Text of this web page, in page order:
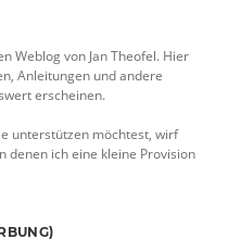
Weblog von Jan Theofel. Hier
Anleitungen und andere
erscheinen.
unterstützen möchtest, wirf
denen ich eine kleine Provision